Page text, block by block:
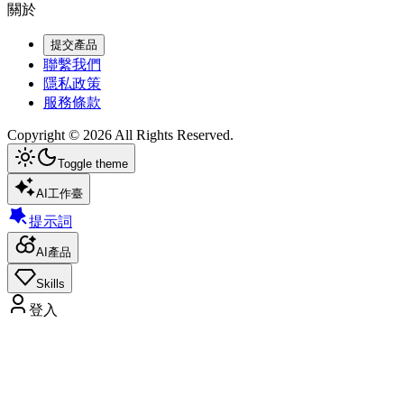
關於
提交產品
聯繫我們
隱私政策
服務條款
Copyright © 2026 All Rights Reserved.
Toggle theme
AI工作臺
提示詞
AI產品
Skills
登入